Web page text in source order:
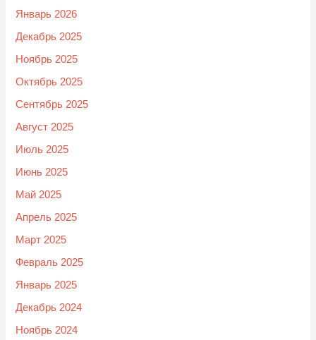
Январь 2026
Декабрь 2025
Ноябрь 2025
Октябрь 2025
Сентябрь 2025
Август 2025
Июль 2025
Июнь 2025
Май 2025
Апрель 2025
Март 2025
Февраль 2025
Январь 2025
Декабрь 2024
Ноябрь 2024